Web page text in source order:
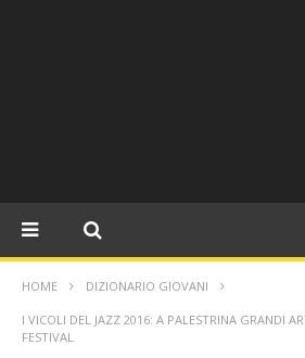
HOME DIZIONARIO GIOVANI
I VICOLI DEL JAZZ 2016: A PALESTRINA GRANDI
FESTIVAL